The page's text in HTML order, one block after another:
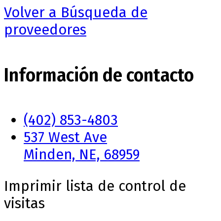
Volver a Búsqueda de
proveedores
Información de contacto
(402) 853-4803
537 West Ave
Minden, NE, 68959
Imprimir lista de control de
visitas